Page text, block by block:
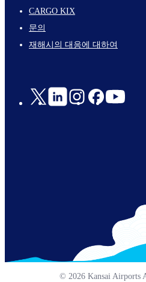
footer-
links-
en-
CARGO KIX
문의
재해시의 대응에 대하여
Social
© 2026 Kansai Airports